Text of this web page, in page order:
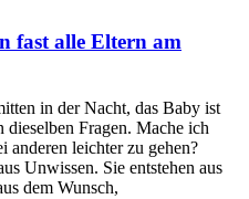
fast alle Eltern am
in der Nacht, das Baby ist
Fragen. Mache ich
anderen leichter zu gehen?
Unwissen. Sie entstehen aus
dem Wunsch,